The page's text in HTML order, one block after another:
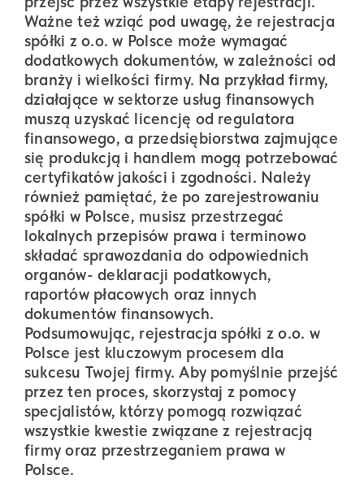
Ważne też wziąć pod uwagę, że rejestracja
spółki z o.o. w Polsce może wymagać
dodatkowych dokumentów, w zależności od
branży i wielkości firmy. Na przykład firmy,
działające w sektorze usług finansowych
muszą uzyskać licencję od regulatora
finansowego, a przedsiębiorstwa zajmujące
się produkcją i handlem mogą potrzebować
certyfikatów jakości i zgodności. Należy
również pamiętać, że po zarejestrowaniu
spółki w Polsce, musisz przestrzegać
lokalnych przepisów prawa i terminowo
składać sprawozdania do odpowiednich
organów- deklaracji podatkowych,
raportów płacowych oraz innych
dokumentów finansowych.
Podsumowując, rejestracja spółki z o.o. w
Polsce jest kluczowym procesem dla
sukcesu Twojej firmy. Aby pomyślnie przejść
przez ten proces, skorzystaj z pomocy
specjalistów, którzy pomogą rozwiązać
wszystkie kwestie związane z rejestracją
firmy oraz przestrzeganiem prawa w
Polsce.